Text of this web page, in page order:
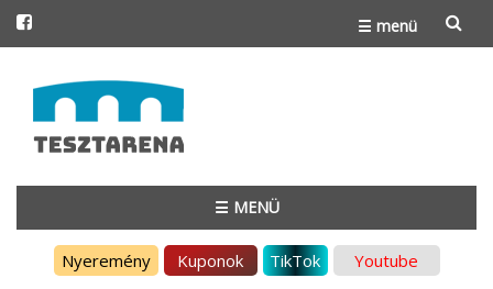
☰ menü
to
content
☰ MENÜ
Nyeremény Kuponok TikTok Youtube